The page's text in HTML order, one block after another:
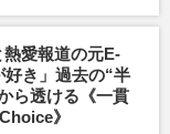
愛報道の元E-
き」過去の“半
ら透ける《一貫
》